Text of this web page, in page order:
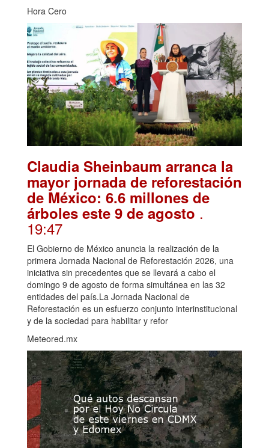
Hora Cero
Claudia Sheinbaum arranca la
mayor jornada de reforestación
de México: 6.6 millones de
árboles este 9 de agosto .
19:47
El Gobierno de México anuncia la realización de la
primera Jornada Nacional de Reforestación 2026, una
iniciativa sin precedentes que se llevará a cabo el
domingo 9 de agosto de forma simultánea en las 32
entidades del país.La Jornada Nacional de
Reforestación es un esfuerzo conjunto interinstitucional
y de la sociedad para habilitar y refor
Meteored.mx